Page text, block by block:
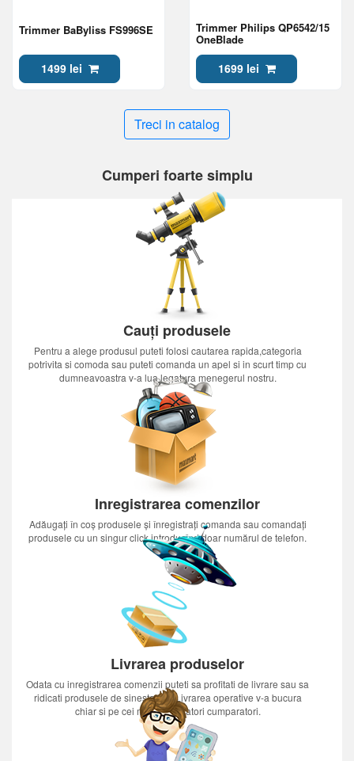
Trimmer BaByliss FS996SE
1499 lei
Trimmer Philips QP6542/15
OneBlade
1699 lei
Treci in catalog
Cumperi foarte simplu
Cauți produsele
Pentru a alege produsul puteti folosi cautarea rapida,categoria
potrivita si comoda sau puteti comanda un apel si in scurt timp cu
dumneavoastra v-a lua legatura menegerul nostru.
Inregistrarea comenzilor
Adăugați în coș produsele și înregistrați comanda sau comandați
produsele cu un singur click introducînd doar numărul de telefon.
Livrarea produselor
Odata cu inregistrarea comenzii puteti sa profitati de livrare sau sa
ridicati produsele de sinestatator.Livrarea operative v-a bucura
chiar si pe cei mai nerabdatori cumparatori.